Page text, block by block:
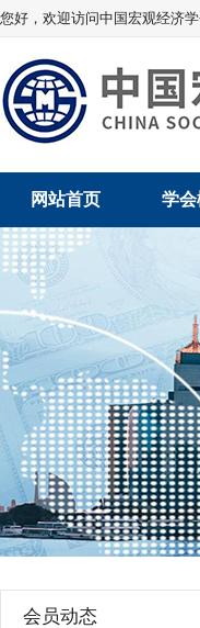
您好，欢迎访问中国宏观经济学
网站首页 学
学术
学会
组织
法律
学会
会员动态